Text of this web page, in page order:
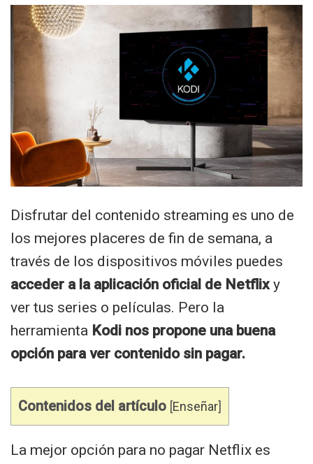
Disfrutar del contenido streaming es uno de
los mejores placeres de fin de semana, a
través de los dispositivos móviles puedes
acceder a la aplicación oficial de Netflix y
ver tus series o películas. Pero la
herramienta Kodi nos propone una buena
opción para ver contenido sin pagar.
Contenidos del artículo [Enseñar]
La mejor opción para no pagar Netflix es